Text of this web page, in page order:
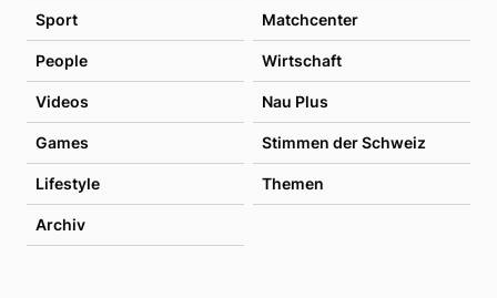
Sport Matchcenter
People Wirtschaft
Videos Nau Plus
Games Stimmen der Schweiz
Lifestyle Themen
Archiv